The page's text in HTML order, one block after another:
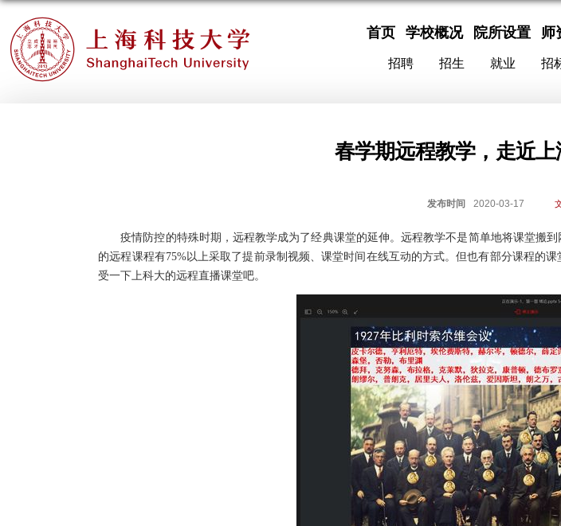
首页 学校概况 院所设置 师
招聘 招生 就业 招
春学期远程教学，走近
发布时间 2020-03-17
疫情防控的特殊时期，远程教学成为了经典课堂的延伸。远程教学不是简单地将课堂搬
的远程课程有75%以上采取了提前录制视频、课堂时间在线互动的方式。但也有部分课程的
受一下上科大的远程直播课堂吧。